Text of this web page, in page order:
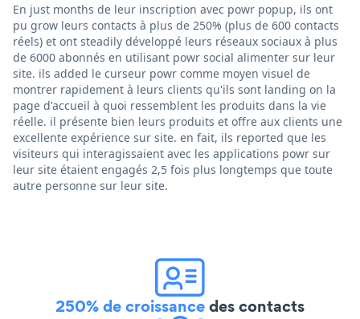
En just months de leur inscription avec powr popup, ils ont
pu grow leurs contacts à plus de 250% (plus de 600 contacts
réels) et ont steadily développé leurs réseaux sociaux à plus
de 6000 abonnés en utilisant powr social alimenter sur leur
site. ils added le curseur powr comme moyen visuel de
montrer rapidement à leurs clients qu'ils sont landing on la
page d'accueil à quoi ressemblent les produits dans la vie
réelle. il présente bien leurs produits et offre aux clients une
excellente expérience sur site. en fait, ils reported que les
visiteurs qui interagissaient avec les applications powr sur
leur site étaient engagés 2,5 fois plus longtemps que toute
autre personne sur leur site.
250% de croissancedes contacts